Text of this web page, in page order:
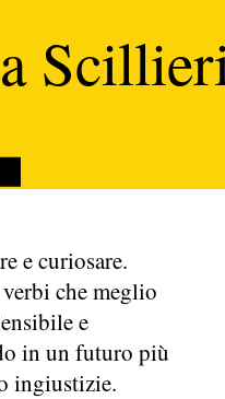
e curiosare.
che meglio
e
in un futuro più
ingiustizie.